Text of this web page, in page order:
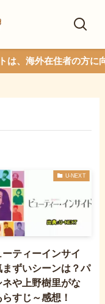
外在住者の方に向けて
U-NEXT
ーティーインサイ
まずいシーンは？パ
ネや上野樹里がな
すじ～感想！